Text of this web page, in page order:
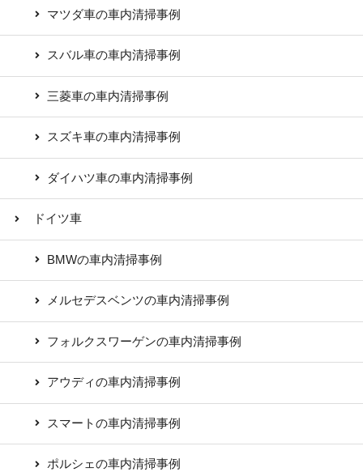
マツダ車の車内清掃事例
スバル車の車内清掃事例
三菱車の車内清掃事例
スズキ車の車内清掃事例
ダイハツ車の車内清掃事例
ドイツ車
BMWの車内清掃事例
メルセデスベンツの車内清掃事例
フォルクスワーゲンの車内清掃事例
アウディの車内清掃事例
スマートの車内清掃事例
ポルシェの車内清掃事例